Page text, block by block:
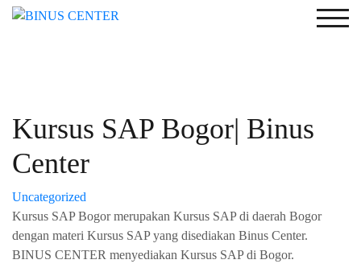
Kursus SAP Bogor| Binus
Center
Uncategorized
Kursus SAP Bogor merupakan Kursus SAP di daerah Bogor
dengan materi Kursus SAP yang disediakan Binus Center.
BINUS CENTER menyediakan Kursus SAP di Bogor.